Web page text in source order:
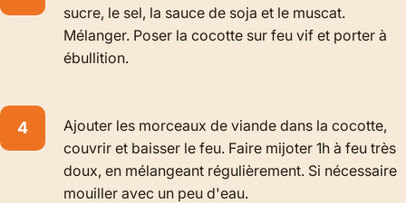
sucre, le sel, la sauce de soja et le muscat.
Mélanger. Poser la cocotte sur feu vif et porter à
ébullition.
Ajouter les morceaux de viande dans la cocotte,
couvrir et baisser le feu. Faire mijoter 1h à feu très
doux, en mélangeant régulièrement. Si nécessaire
mouiller avec un peu d'eau.